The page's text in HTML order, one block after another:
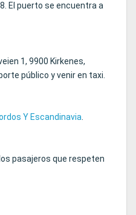
El puerto se encuentra a
1, 9900 Kirkenes,
público y venir en taxi.
Y Escandinavia
pasajeros que respeten